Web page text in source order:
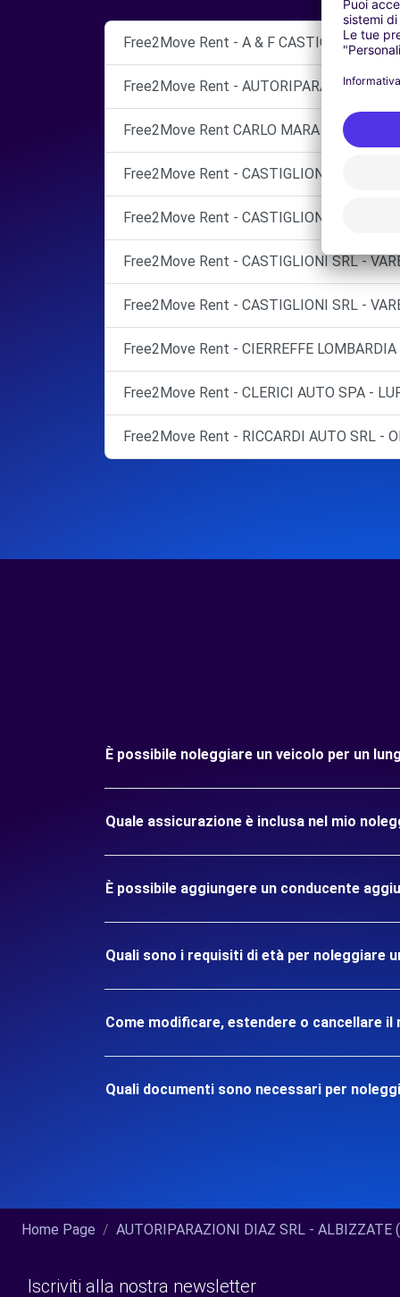
Free2Move Rent - A & F CASTIGLIONI SRL
Free2Move Rent - AUTORIPARAZIONI
Free2Move Rent CARLO MARA SILCAR SRL
Free2Move Rent - CASTIGLIONI SRL -
Free2Move Rent - CASTIGLIONI SRL -
Free2Move Rent - CASTIGLIONI SRL -
Free2Move Rent - CASTIGLIONI SRL -
Free2Move Rent - CIERREFFE LOMBARDIA
Free2Move Rent - CLERICI AUTO SPA -
Free2Move Rent - RICCARDI AUTO SRL -
È possibile noleggiare un veicolo per un
Quale assicurazione è inclusa nel mio
È possibile aggiungere un conducente
Quali sono i requisiti di età per noleggiare
Come modificare, estendere o cancellare il
Quali documenti sono necessari per
Home Page AUTORIPARAZIONI DIAZ SRL - ALBIZZATE
Iscriviti alla nostra newsletter